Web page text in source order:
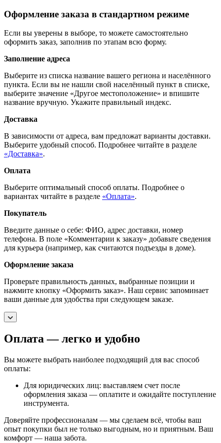
Оформление заказа в стандартном режиме
Если вы уверены в выборе, то можете самостоятельно
оформить заказ, заполнив по этапам всю форму.
Заполнение адреса
Выберите из списка название вашего региона и населённого
пункта. Если вы не нашли свой населённый пункт в списке,
выберите значение «Другое местоположение» и впишите
название вручную. Укажите правильный индекс.
Доставка
В зависимости от адреса, вам предложат варианты доставки.
Выберите удобный способ. Подробнее читайте в разделе
«Доставка».
Оплата
Выберите оптимальный способ оплаты. Подробнее о
вариантах читайте в разделе «Оплата».
Покупатель
Введите данные о себе: ФИО, адрес доставки, номер
телефона. В поле «Комментарии к заказу» добавьте сведения
для курьера (например, как считаются подъезды в доме).
Оформление заказа
Проверьте правильность данных, выбранные позиции и
нажмите кнопку «Оформить заказ». Наш сервис запоминает
ваши данные для удобства при следующем заказе.
Оплата — легко и удобно
Вы можете выбрать наиболее подходящий для вас способ
оплаты:
Для юридических лиц: выставляем счет после
оформления заказа — оплатите и ожидайте поступление
инструмента.
Доверяйте профессионалам — мы сделаем всё, чтобы ваш
опыт покупки был не только выгодным, но и приятным. Ваш
комфорт — наша забота.